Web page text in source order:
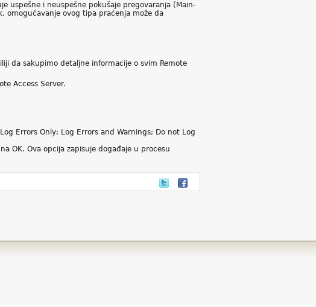
uspešne i neuspešne pokušaje pregovaranja (Main-
omogućavanje ovog tipa praćenja može da
da sakupimo detaljne informacije o svim Remote
Access Server.
Errors Only; Log Errors and Warnings; Do not Log
OK. Ova opcija zapisuje događaje u procesu